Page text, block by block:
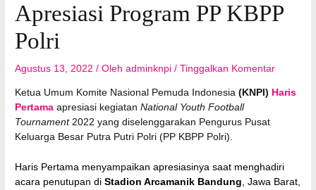
Apresiasi Program PP KBPP
Polri
Agustus 13, 2022 / Olehadminknpi /Tinggalkan Komentar
Ketua Umum Komite Nasional Pemuda Indonesia (KNPI) Haris
Pertama apresiasi kegiatanNational Youth Football
Tournament 2022 yang diselenggarakan Pengurus Pusat
Keluarga Besar Putra Putri Polri (PP KBPP Polri).
Haris Pertama menyampaikan apresiasinya saat menghadiri
acara penutupan diStadion Arcamanik Bandung , Jawa Barat,